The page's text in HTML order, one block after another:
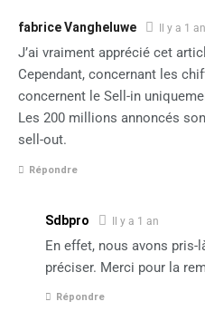
fabrice Vangheluwe Il y a 1 an
J’ai vraiment apprécié cet
Cependant, concernant les
concernent le Sell-in
Les 200 millions annoncés
sell-out.
Répondre
Sdbpro Il y a 1 an
En effet, nous avons
préciser. Merci pour la
Répondre